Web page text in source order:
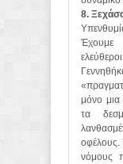
8.
Έχουμε
μόνο μια
τα
οφέλους.
νόμους